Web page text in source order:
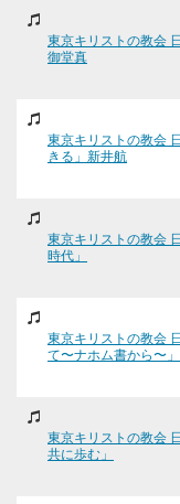
東京キリストの教会
御堂真
東京キリストの教会
きる」新井航
東京キリストの教会
時代」
東京キリストの教会
て〜ナホム書から〜」
東京キリストの教会
共に歩む」